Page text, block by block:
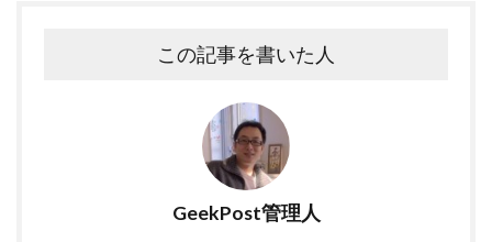
この記事を書いた人
GeekPost管理人